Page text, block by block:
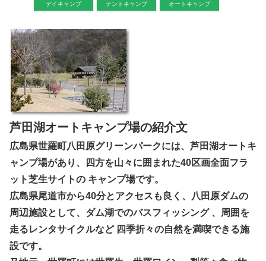
デイキャンプ テントキャンプ オートキャンプ
芦田湖オートキャンプ場の紹介文
広島県世羅町八田原グリーンパークには、芦田湖オートキ
ャンプ場があり、四方を山々に囲まれた40区画全面フラ
ット芝生サイトの キャンプ場です。
広島県尾道市から40分とアクセスも良く、八田原ダムの
周辺施設として、ダム湖でのバスフィッシング 、周囲を
走るレンタサイクルなど 四季折々の自然を満喫できる施
設です。